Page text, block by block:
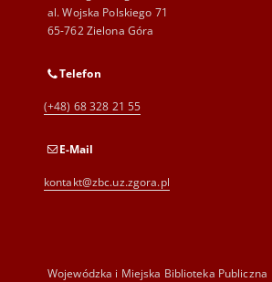
al. Wojska Polskiego 71
65-762 Zielona Góra
Telefon
(+48) 68 328 21 55
E-Mail
kontakt@zbc.uz.zgora.pl
Wojewódzka i Miejska Biblioteka Publiczna